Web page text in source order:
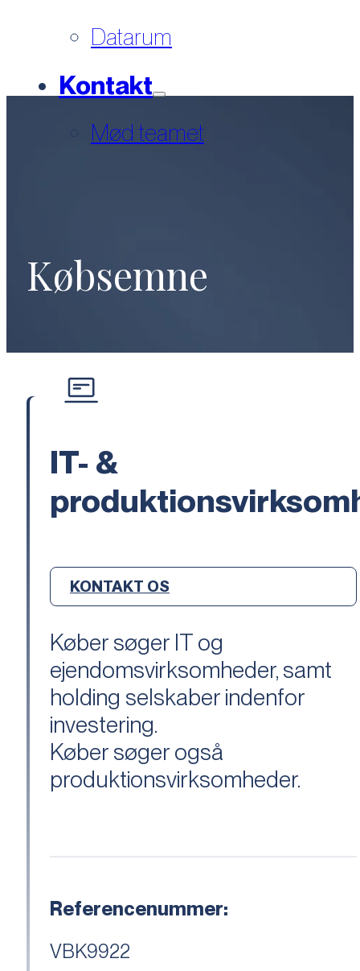
Datarum
Kontakt
Mød teamet
Købsemne
IT- &
KONTAKT OS
Køber søger IT og
ejendomsvirksomheder, samt
holding selskaber indenfor
investering.
Køber søger også
produktionsvirksomheder.
Referencenummer:
VBK9922